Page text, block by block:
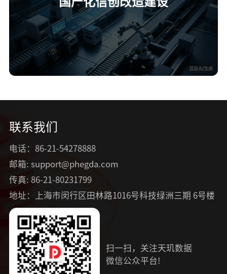
联系我们
电话：86-21-54278888
邮箱: support@phegda.com
传真: 86-21-80231799
地址：上海市闵行区田林路1016号科技绿洲三期 6号楼
扫一扫，关注天玑数据
微信公众平台!